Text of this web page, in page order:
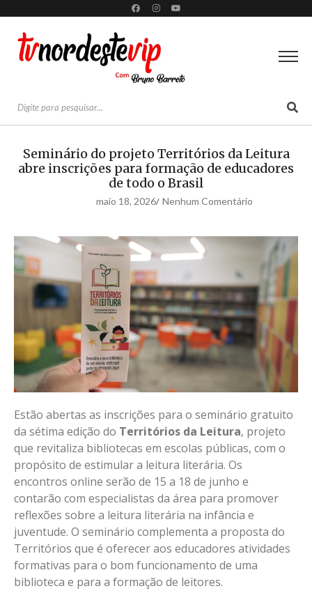
Seminário do projeto Territórios da Leitura
abre inscrições para formação de educadores
de todo o Brasil
maio 18, 2026/ Nenhum Comentário
Estão abertas as inscrições para o seminário gratuito
da sétima edição do Territórios da Leitura, projeto
que revitaliza bibliotecas em escolas públicas, com o
propósito de estimular a leitura literária. Os
encontros online serão de 15 a 18 de junho e
contarão com especialistas da área para promover
reflexões sobre a leitura literária na infância e
juventude. O seminário complementa a proposta do
Territórios que é oferecer aos educadores atividades
formativas para o bom funcionamento de uma
biblioteca e para a formação de leitores.